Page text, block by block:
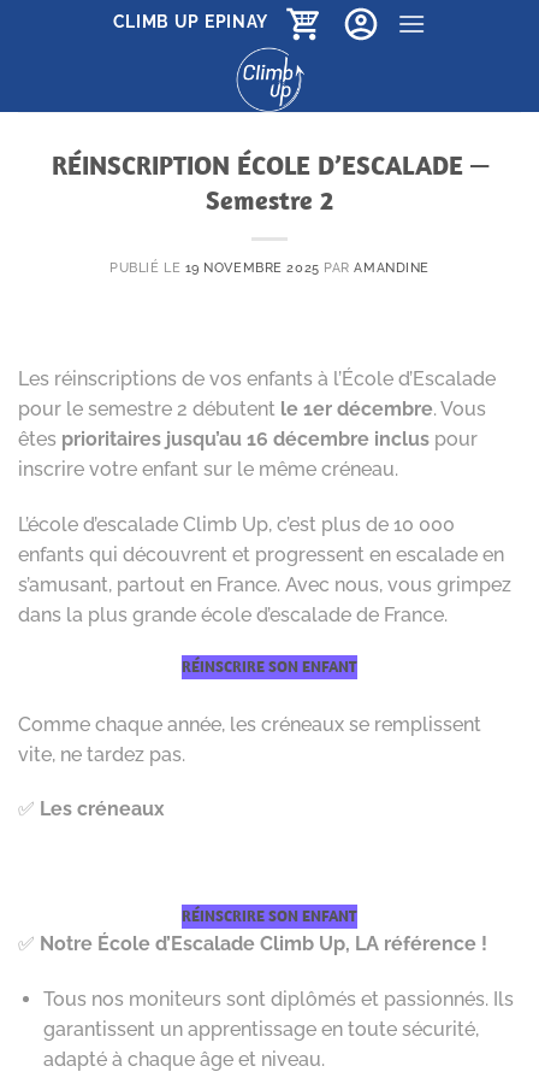
CLIMB UP EPINAY
RÉINSCRIPTION ÉCOLE D’ESCALADE —
Semestre 2
PUBLIÉ LE 19 NOVEMBRE 2025 PARAMANDINE
Les réinscriptions de vos enfants à l’École d’Escalade
pour le semestre 2 débutent le 1er décembre. Vous
êtes prioritaires jusqu’au 16 décembre inclus pour
inscrire votre enfant sur le même créneau.
L’école d’escalade Climb Up, c’est plus de 10 000
enfants qui découvrent et progressent en escalade en
s’amusant, partout en France. Avec nous, vous grimpez
dans la plus grande école d’escalade de France.
RÉINSCRIRE SON ENFANT
Comme chaque année, les créneaux se remplissent
vite, ne tardez pas.
✅ Les créneaux
RÉINSCRIRE SON ENFANT
✅ Notre École d’Escalade Climb Up, LA référence !
Tous nos moniteurs sont diplômés et passionnés. Ils
garantissent un apprentissage en toute sécurité,
adapté à chaque âge et niveau.